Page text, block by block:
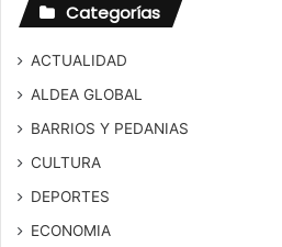
Categorías
ACTUALIDAD
ALDEA GLOBAL
BARRIOS Y PEDANIAS
CULTURA
DEPORTES
ECONOMIA